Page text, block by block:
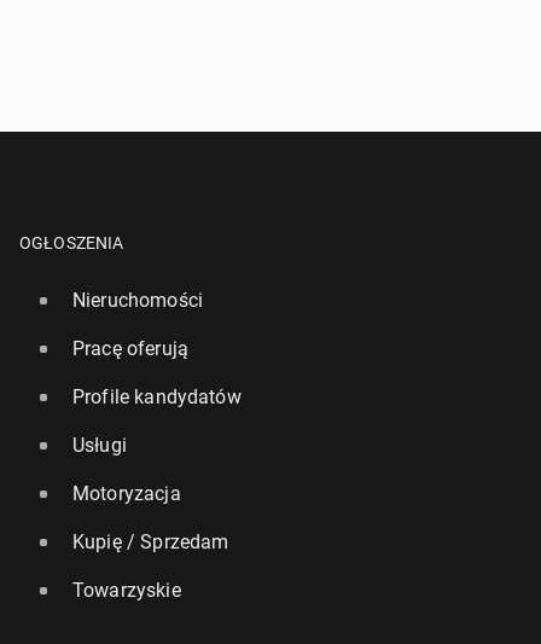
OGŁOSZENIA
Nieruchomości
Pracę oferują
Profile kandydatów
Usługi
Motoryzacja
Kupię / Sprzedam
Towarzyskie